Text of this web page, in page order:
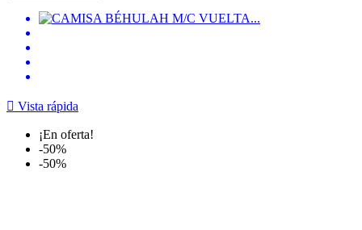
 Vista rápida
¡En oferta!
-50%
-50%